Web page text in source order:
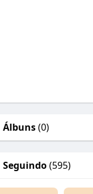
Álbuns(0)
Seguindo(595)